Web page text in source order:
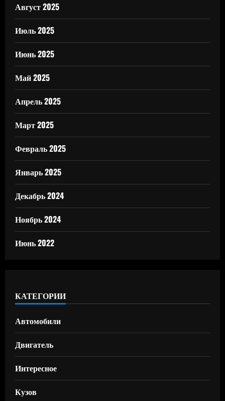
Август 2025
Июль 2025
Июнь 2025
Май 2025
Апрель 2025
Март 2025
Февраль 2025
Январь 2025
Декабрь 2024
Ноябрь 2024
Июнь 2022
КАТЕГОРИИ
Автомобили
Двигатель
Интересное
Кузов